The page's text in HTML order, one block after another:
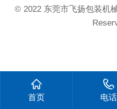
© 2022 东莞市飞扬包装机
首页 电话